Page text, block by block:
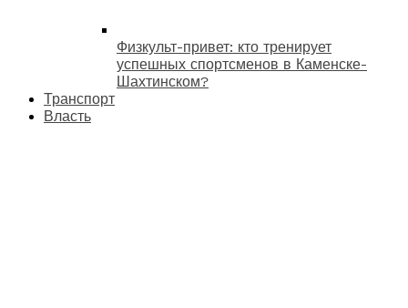
Физкульт-привет: кто тренирует
успешных спортсменов в Каменске-
Шахтинском?
Транспорт
Власть